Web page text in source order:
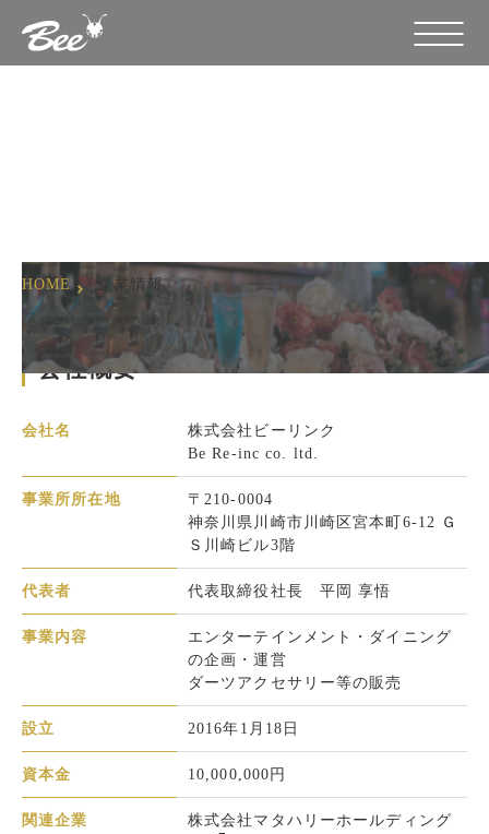
HOME 企業情報
会社概要
会社名
株式会社ビーリンク
Be Re-inc co. ltd.
事業所所在地
〒210-0004
神奈川県川崎市川崎区宮本町6-12 Ｇ
Ｓ川崎ビル3階
代表者 代表取締役社長 平岡 享悟
事業内容
エンターテインメント・ダイニング
の企画・運営
ダーツアクセサリー等の販売
設立 2016年1月18日
資本金 10,000,000円
関連企業
株式会社マタハリーホールディング